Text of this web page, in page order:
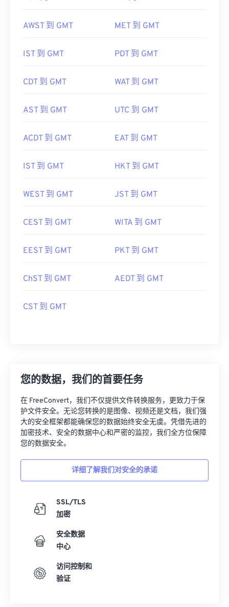
AWST 到 GMT MET 到 GMT
IST 到 GMT PDT 到 GMT
CDT 到 GMT WAT 到 GMT
AST 到 GMT UTC 到 GMT
ACDT 到 GMT EAT 到 GMT
IST 到 GMT HKT 到 GMT
WEST 到 GMT JST 到 GMT
CEST 到 GMT WITA 到 GMT
EEST 到 GMT PKT 到 GMT
ChST 到 GMT AEDT 到 GMT
CST 到 GMT
您的数据，我们的首要任务
在 FreeConvert，我们不仅提供文件转换服务，更致力于保
护文件安全。无论您转换的是图像、视频还是文档，我们强
大的安全框架都能确保您的数据始终安全无虞。凭借先进的
加密技术、安全的数据中心和严密的监控，我们全方位保障
您的数据安全。
详细了解我们对安全的承诺
SSL/TLS
加密
安全数据
中心
访问控制和
验证